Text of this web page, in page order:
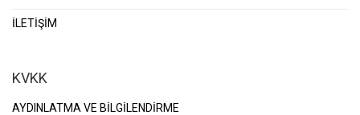
İLETİŞİM
KVKK
AYDINLATMA VE BİLGİLENDİRME